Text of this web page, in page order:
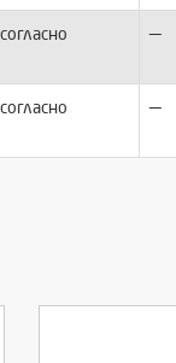
—
—